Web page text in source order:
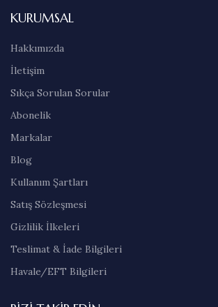
KURUMSAL
Hakkımızda
İletişim
Sıkça Sorulan Sorular
Abonelik
Markalar
Blog
Kullanım Şartları
Satış Sözleşmesi
Gizlilik İlkeleri
Teslimat & İade Bilgileri
Havale/EFT Bilgileri